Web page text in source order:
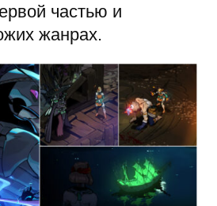
частью и
жанрах.